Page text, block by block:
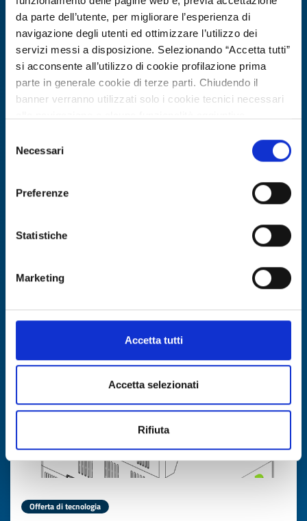
da parte dell’utente, per migliorare l’esperienza di
navigazione degli utenti ed ottimizzare l’utilizzo dei
servizi messi a disposizione. Selezionando “Accetta tutti”
si acconsente all’utilizzo di cookie profilazione prima
parte in generale cookie di terze parti. Chiudendo il
banner verranno utilizzati solo i cookie tecnici necessari
Per conoscere i dettagli, consulta la nostra cookie policy.
https://www.openinnovation.regione.lombardia.it/it/co
https://www.openinnovation.regione.lombardia.it/it/pr
delNecessari
Preferenze
Statistiche
Marketing
Accetta tutti
Accetta selezionati
Rifiuta
Offerta di tecnologia
sviluppo di sistemi LiDAR su UUV per
ID EEN: TODE20260302010
SCOPRI DI PIÙ →
Offerta di tecnologia